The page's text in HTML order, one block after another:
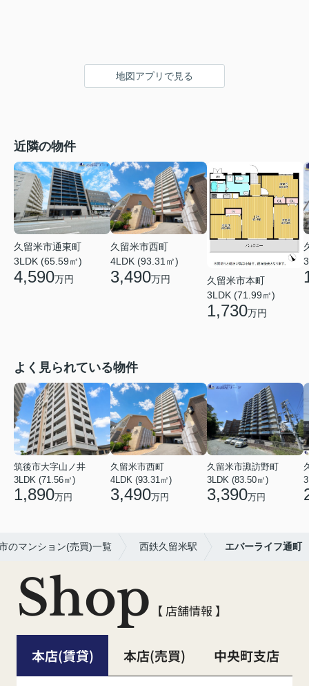
地図アプリで見る
近隣の物件
久留米市通東町
3LDK (65.59㎡)
4,590万円
久留米市西町
4LDK (93.31㎡)
3,490万円
久留米市本町
3LDK (71.99㎡)
1,730万円
よく見られている物件
筑後市大字山ノ井
3LDK (71.56㎡)
1,890万円
久留米市西町
4LDK (93.31㎡)
3,490万円
久留米市諏訪野町
3LDK (83.50㎡)
3,390万円
のマンション(売買)一覧 西鉄久留米駅 エバーライフ通町
Shop 【 店舗情報 】
本店(賃貸) 本店(売買) 中央町支店